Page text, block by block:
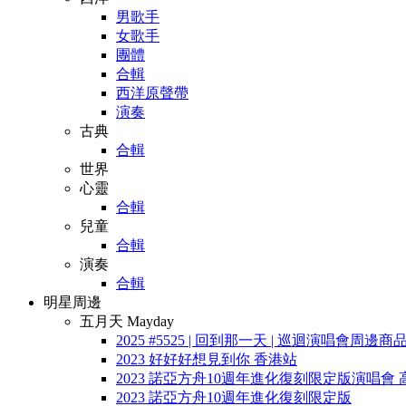
男歌手
女歌手
團體
合輯
西洋原聲帶
演奏
古典
合輯
世界
心靈
合輯
兒童
合輯
演奏
合輯
明星周邊
五月天 Mayday
2025 #5525 | 回到那一天 | 巡迴演唱會周邊商品
2023 好好好想見到你 香港站
2023 諾亞方舟10週年進化復刻限定版演唱會
2023 諾亞方舟10週年進化復刻限定版